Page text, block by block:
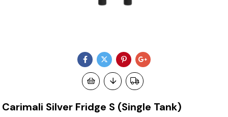
Carimali Silver Fridge S (Single Tank)